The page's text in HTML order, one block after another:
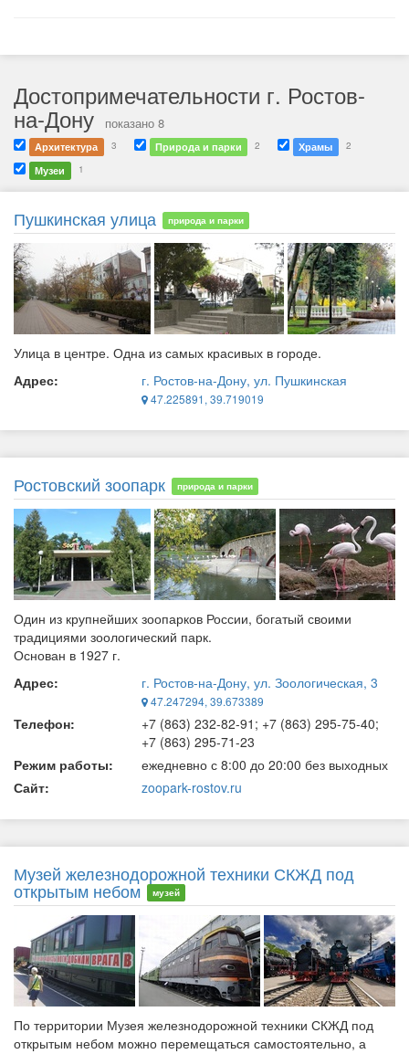
Достопримечательности г. Ростов-
на-Дону показано 8
Архитектура 3 Природа и парки 2 Храмы 2
Музеи 1
Пушкинская улица природа и парки
Улица в центре. Одна из самых красивых в городе.
Адрес:
г. Ростов-на-Дону, ул. Пушкинская
47.225891, 39.719019
Ростовский зоопарк природа и парки
Один из крупнейших зоопарков России, богатый своими
традициями зоологический парк.
Основан в 1927 г.
Адрес:
г. Ростов-на-Дону, ул. Зоологическая, 3
47.247294, 39.673389
Телефон:
+7 (863) 232-82-91; +7 (863) 295-75-40;
+7 (863) 295-71-23
Режим работы:
ежедневно с 8:00 до 20:00 без выходных
Сайт:
zoopark-rostov.ru
Музей железнодорожной техники СКЖД под
открытым небом музей
По территории Музея железнодорожной техники СКЖД под
открытым небом можно перемещаться самостоятельно, а